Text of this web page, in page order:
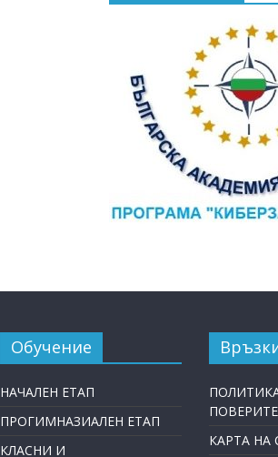
Обучение
НАЧАЛЕН ЕТАП
ПРОГИМНАЗИАЛЕН ЕТАП
КЛАСНИ И
КАРТА НА